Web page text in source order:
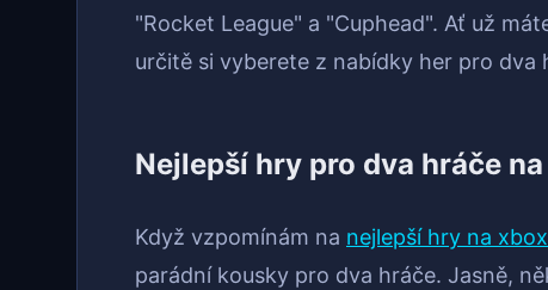
"Rocket League" a "Cuphead". Ať už
určitě si vyberete z nabídky her pro dva
Nejlepší hry pro dva hráče
Když vzpomínám na nejlepší hry na
parádní kousky pro dva hráče. Jasně,